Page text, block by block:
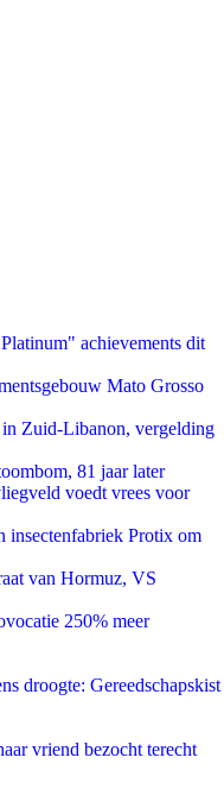
achievements dit
Mato Grosso
Zuid-Libanon, vergelding
81 jaar later
voedt vrees voor
insectenfabriek Protix om
van Hormuz, VS
250% meer
droogte: Gereedschapskist
vriend bezocht terecht